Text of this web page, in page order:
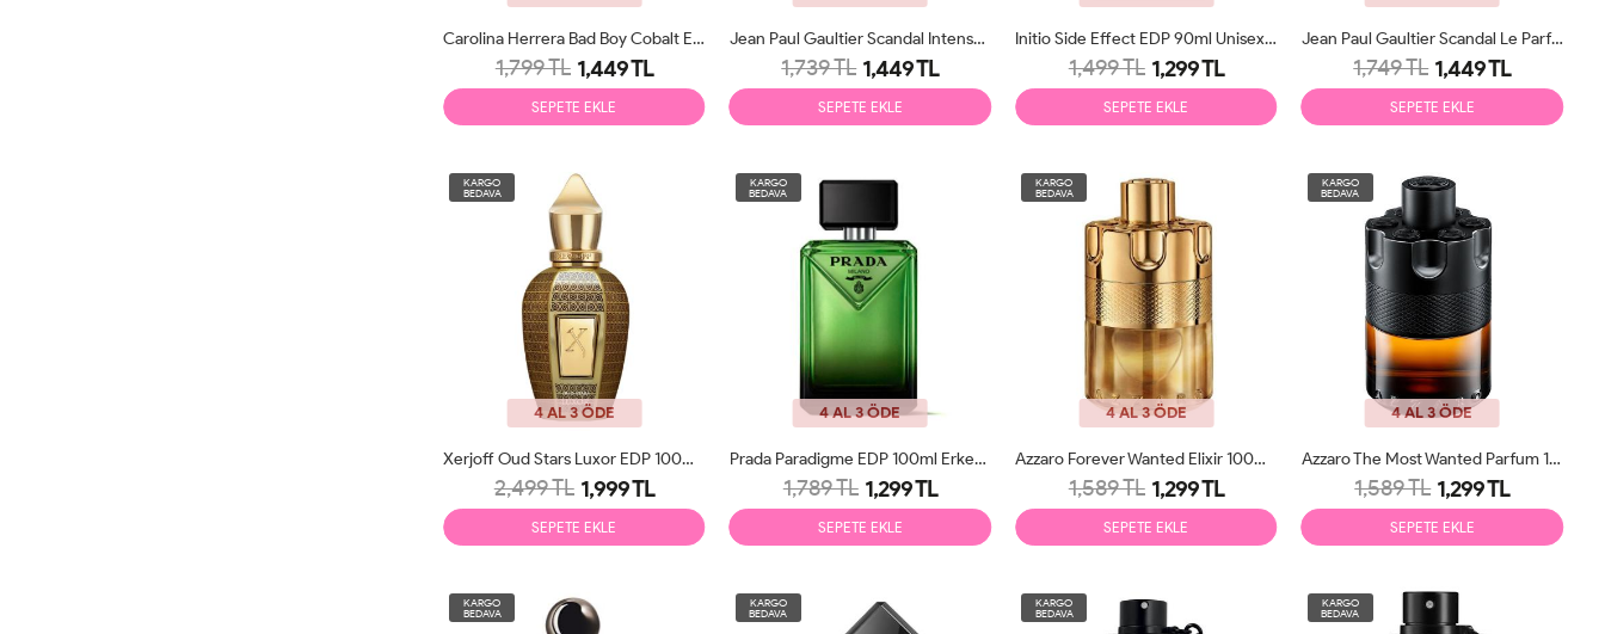
Carolina Herrera Bad Boy Cobalt EDP 100ml Erkek Parfüm Tester
1,799 TL 1,449 TL
SEPETE EKLE
Jean Paul Gaultier Scandal Intense EDP 100ml Erkek Parfüm Tester
1,739 TL 1,449 TL
SEPETE EKLE
Initio Side Effect EDP 90ml Unisex Parfüm Tester
1,499 TL 1,299 TL
SEPETE EKLE
Jean Paul Gaultier Scandal Le Parfum EDP 100ml Erkek Parfüm Tester
1,749 TL 1,449 TL
SEPETE EKLE
KARGO
BEDAVA
4 AL 3 ÖDE
Xerjoff Oud Stars Luxor EDP 100ml Unisex Parfüm Tester
2,499 TL 1,999 TL
SEPETE EKLE
KARGO
BEDAVA
4 AL 3 ÖDE
Prada Paradigme EDP 100ml Erkek Parfüm Tester
1,789 TL 1,299 TL
SEPETE EKLE
KARGO
BEDAVA
4 AL 3 ÖDE
Azzaro Forever Wanted Elixir 100ml Erkek Parfüm Tester
1,589 TL 1,299 TL
SEPETE EKLE
KARGO
BEDAVA
4 AL 3 ÖDE
Azzaro The Most Wanted Parfum 100ml Erkek Parfüm Tester
1,589 TL 1,299 TL
SEPETE EKLE
KARGO
BEDAVA
KARGO
BEDAVA
KARGO
BEDAVA
KARGO
BEDAVA